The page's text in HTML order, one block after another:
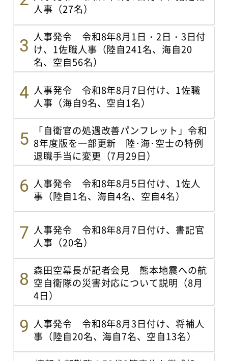
人事（27名）
人事発令 令和8年8月1日・2日・3日付
け、1佐職人事（陸自241名、海自20
名、空自56名）
人事発令 令和8年8月7日付け、1佐職
人事（海自9名、空自1名）
「自衛官の処遇改善パンフレット」令和
8年度版を一部更新 陸･海･空士の特例
退職手当に変更（7月29日）
人事発令 令和8年8月5日付け、1佐人
事（陸自1名、海自4名、空自4名）
人事発令 令和8年8月7日付け、書記官
人事（20名）
森田空幕長が記者会見 熊本地震への航
空自衛隊の災害対応について説明（8月
4日）
人事発令 令和8年8月3日付け、将補人
事（陸自20名、海自7名、空自13名）